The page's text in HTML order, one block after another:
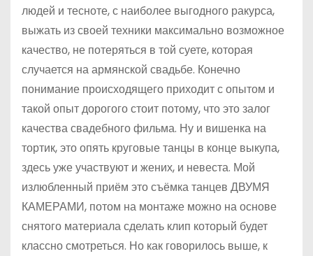
людей и тесноте, с наиболее выгодного ракурса,
выжать из своей техники максимально возможное
качество, не потеряться в той суете, которая
случается на армянской свадьбе. Конечно
понимание происходящего приходит с опытом и
такой опыт дорогого стоит потому, что это залог
качества свадебного фильма. Ну и вишенка на
тортик, это опять круговые танцы в конце выкупа,
здесь уже участвуют и жених, и невеста. Мой
излюбленный приём это съёмка танцев ДВУМЯ
КАМЕРАМИ, потом на монтаже можно на основе
снятого материала сделать клип который будет
классно смотреться. Но как говорилось выше, к